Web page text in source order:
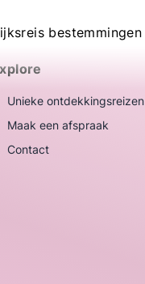
Vakantie
bestemmingen
Unieke ontdekkingsreizen
Maak een afspraak
Contact